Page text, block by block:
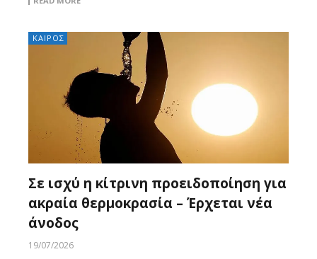
ΚΑΙΡΟΣ
Σε ισχύ η κίτρινη προειδοποίηση για
ακραία θερμοκρασία – Έρχεται νέα
άνοδος
19/07/2026